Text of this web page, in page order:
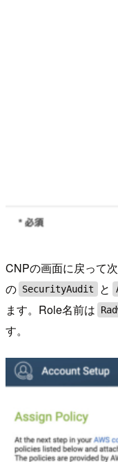
CNPの画面に戻って
の SecurityAudit と
ます。Role名前は
す。